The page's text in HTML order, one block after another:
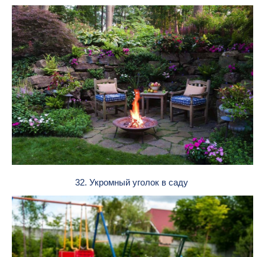
32. Укромный уголок в саду